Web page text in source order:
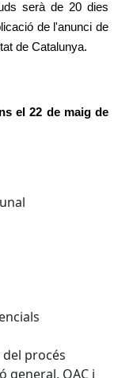
serà de 20 dies
de l'anunci de
de Catalunya.
el 22 de maig de
procés
general, OAC i